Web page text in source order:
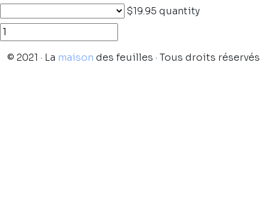
$19.95 quantity
© 2021 · La maison des feuilles · Tous droits réservés